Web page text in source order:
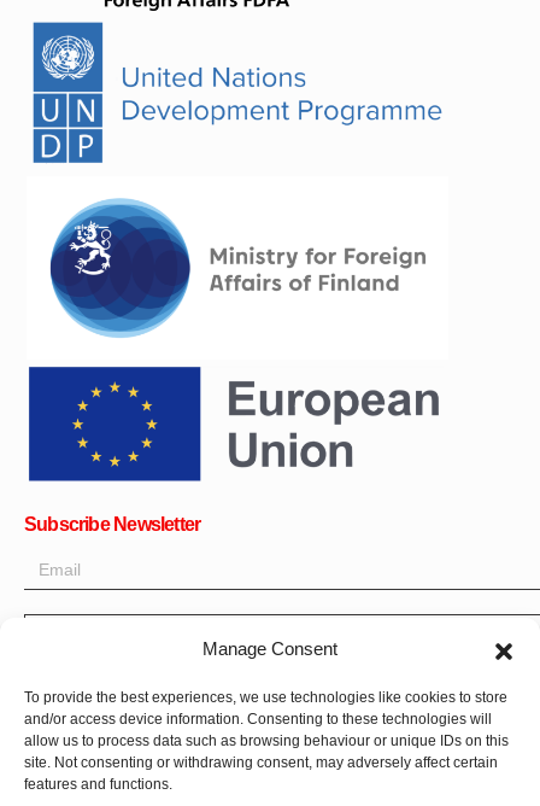
Manage Consent
To provide the best experiences, we use technologies like cookies to store
and/or access device information. Consenting to these technologies will
allow us to process data such as browsing behaviour or unique IDs on this
site. Not consenting or withdrawing consent, may adversely affect certain
features and functions.
Subscribe Newsletter
OK
Get all the latest information on news, events and updates. Sign
up for newsletter:
Donate Now